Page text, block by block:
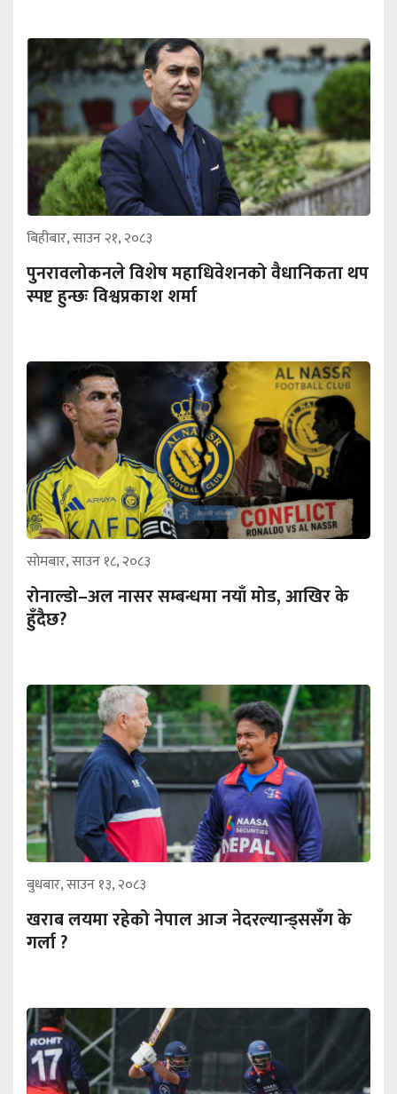
बिहीबार, साउन २१, २०८३
पुनरावलोकनले विशेष महाधिवेशनको वैधानिकता थप
स्पष्ट हुन्छः विश्वप्रकाश शर्मा
सोमबार, साउन १८, २०८३
रोनाल्डो–अल नासर सम्बन्धमा नयाँ मोड, आखिर के
हुँदैछ?
बुधबार, साउन १३, २०८३
खराब लयमा रहेको नेपाल आज नेदरल्यान्ड्ससँग के
गर्ला ?